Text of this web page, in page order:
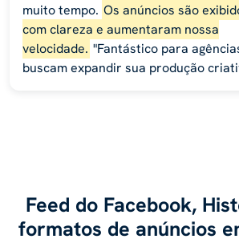
muito tempo. Os anúncios são
com clareza e aumentaram nossa
velocidade. "Fantástico para
buscam expandir sua produção
Feed do Facebook,
formatos de anúncios